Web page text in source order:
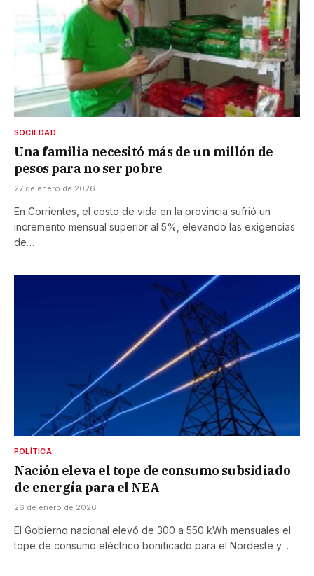
SOCIEDAD
Una familia necesitó más de un millón de
pesos para no ser pobre
27 de enero de 2026
En Corrientes, el costo de vida en la provincia sufrió un
incremento mensual superior al 5%, elevando las exigencias
de…
POLÍTICA
Nación eleva el tope de consumo subsidiado
de energía para el NEA
26 de enero de 2026
El Gobierno nacional elevó de 300 a 550 kWh mensuales el
tope de consumo eléctrico bonificado para el Nordeste y…